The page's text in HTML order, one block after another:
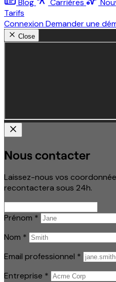
Tarifs
ConnexionDemander une
Close
Nous contacter
Laissez-nous vos
recontactera sous 24h.
Prénom *
Nom *
Email professionnel *
Entreprise *